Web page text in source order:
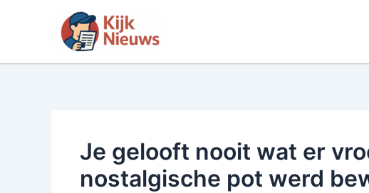
inhoud
Je gelooft nooit wat er
nostalgische pot werd